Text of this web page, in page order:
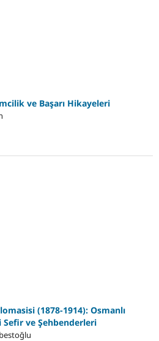
ve Başarı Hikayeleri
(1878-1914): Osmanlı
Sefir ve Şehbenderleri